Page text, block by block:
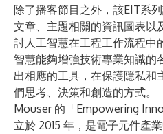
除了播客節目之外，該EIT系
文章、主題相關的資訊圖表以
討人工智慧在工程工作流程中
智慧能夠增強技術專業知識的
出相應的工具，在保護隱私和
們思考、決策和創造的方式。
Mouser 的「Empowering
立於 2015 年，是電子元件產